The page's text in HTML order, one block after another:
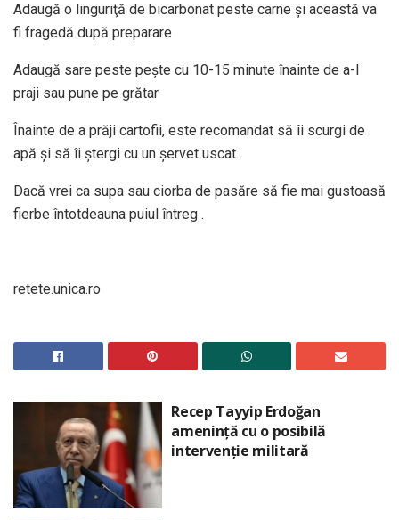
Adaugă o linguriţă de bicarbonat peste carne şi această va
fi fragedă după preparare
Adaugă sare peste peşte cu 10-15 minute înainte de a-l
praji sau pune pe grătar
Înainte de a prăji cartofii, este recomandat să îi scurgi de
apă şi să îi ştergi cu un şervet uscat.
Dacă vrei ca supa sau ciorba de pasăre să fie mai gustoasă
fierbe întotdeauna puiul întreg .
retete.unica.ro
Recep Tayyip Erdoğan
amenință cu o posibilă
intervenție militară